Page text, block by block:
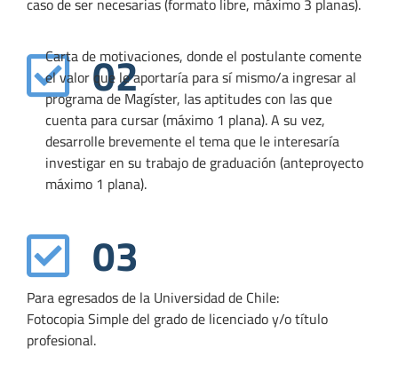
02
Carta de motivaciones, donde el postulante comente
el valor que le aportaría para sí mismo/a ingresar al
programa de Magíster, las aptitudes con las que
cuenta para cursar (máximo 1 plana). A su vez,
desarrolle brevemente el tema que le interesaría
investigar en su trabajo de graduación (anteproyecto
máximo 1 plana).
03
Para egresados de la Universidad de Chile:
Fotocopia Simple del grado de licenciado y/o título
profesional.